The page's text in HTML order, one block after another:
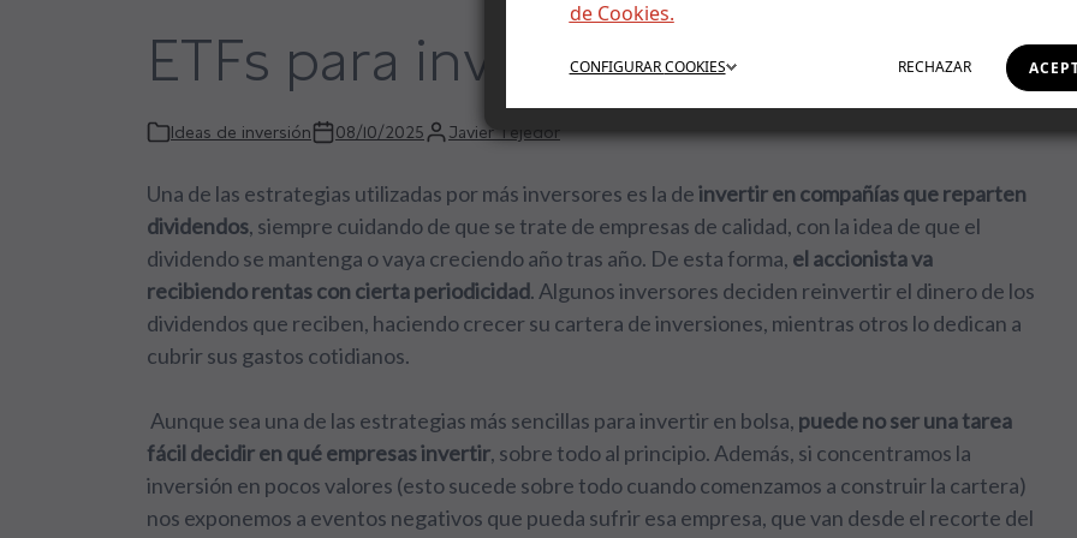
de Cookies.
RECHAZAR
CONFIGURARCOOKIES
ETFs para invertir por dividendos
Ideas de inversión 08/10/2025 Javier Tejedor
Una de las estrategias utilizadas por más inversores es la deinvertir en compañías que reparten
dividendos, siempre cuidando de que se trate de empresas de calidad, con la idea de que el
dividendo se mantenga o vaya creciendo año tras año. De esta forma, el accionista va
recibiendo rentas con cierta periodicidad. Algunos inversores deciden reinvertir el dinero de los
dividendos que reciben, haciendo crecer su cartera de inversiones, mientras otros lo dedican a
cubrir sus gastos cotidianos.
Aunque sea una de las estrategias más sencillas para invertir en bolsa, puede no ser una tarea
fácil decidir en qué empresas invertir, sobre todo al principio. Además, si concentramos la
inversión en pocos valores (esto sucede sobre todo cuando comenzamos a construir la cartera)
nos exponemos a eventos negativos que pueda sufrir esa empresa, que van desde el recorte del